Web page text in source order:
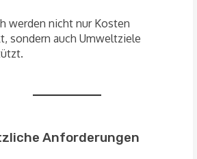
werden nicht nur Kosten
sondern auch Umweltziele
Anforderungen